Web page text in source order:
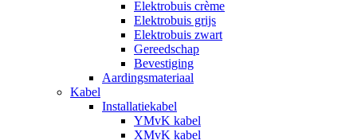
Elektrobuis crème
Elektrobuis grijs
Elektrobuis zwart
Gereedschap
Bevestiging
Aardingsmateriaal
Kabel
Installatiekabel
YMvK kabel
XMvK kabel